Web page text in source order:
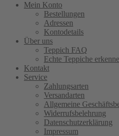
Mein Konto
Bestellungen
Adressen
Kontodetails
Über uns
Teppich FAQ
Echte Teppiche
Kontakt
Service
Zahlungsarten
Versandarten
Allgemeine
Widerrufsbelehrung
Datenschutzerklärung
Impressum